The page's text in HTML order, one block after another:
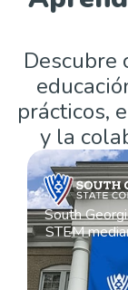
Descubre
prácticos,
y la
South
STEM